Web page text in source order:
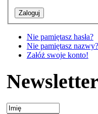
Nie pamiętasz hasła?
Nie pamiętasz nazwy?
Załóż swoje konto!